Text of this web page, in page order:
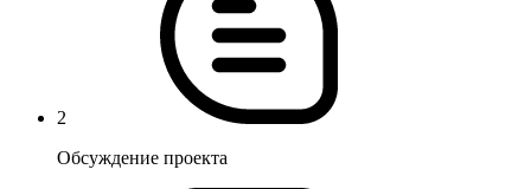
2
Обсуждение проекта